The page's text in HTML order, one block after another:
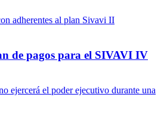
de pagos para el SIVAVI IV